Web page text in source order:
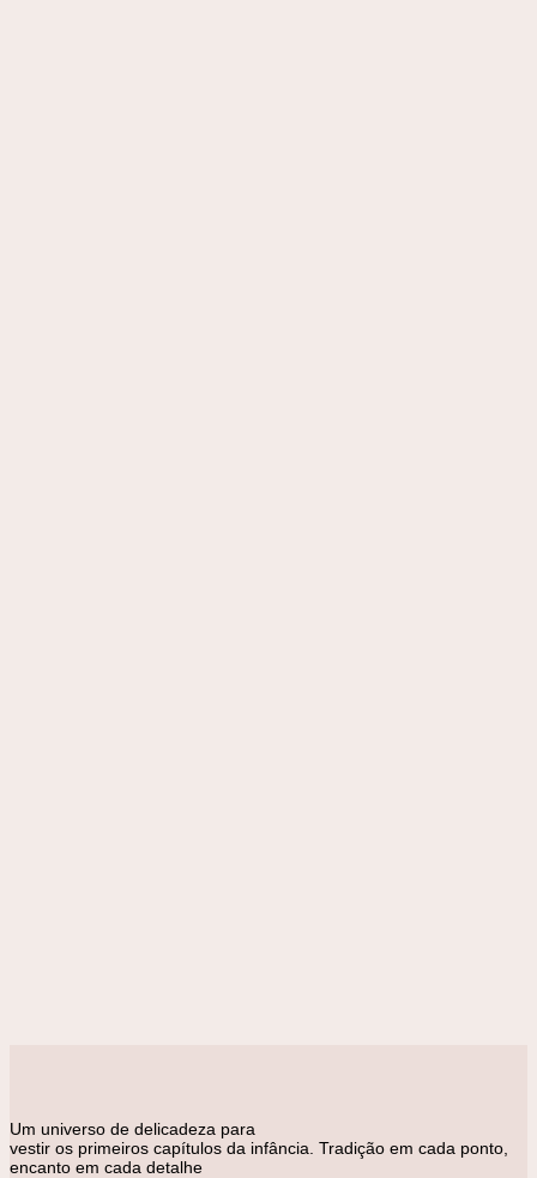
Um universo de delicadeza para
vestir os primeiros capítulos da infância. Tradição em cada ponto,
encanto em cada detalhe